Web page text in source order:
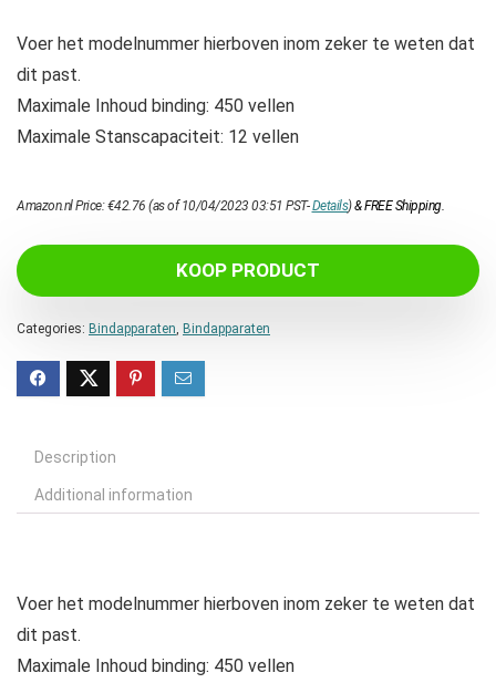
Voer het modelnummer hierboven inom zeker te weten dat
dit past.
Maximale Inhoud binding: 450 vellen
Maximale Stanscapaciteit: 12 vellen
Amazon.nl Price:€42.76 (as of 10/04/2023 03:51 PST-Details)&FREE Shipping.
KOOP PRODUCT
Categories: Bindapparaten Bindapparaten
Description
Additional information
Voer het modelnummer hierboven inom zeker te weten dat
dit past.
Maximale Inhoud binding: 450 vellen